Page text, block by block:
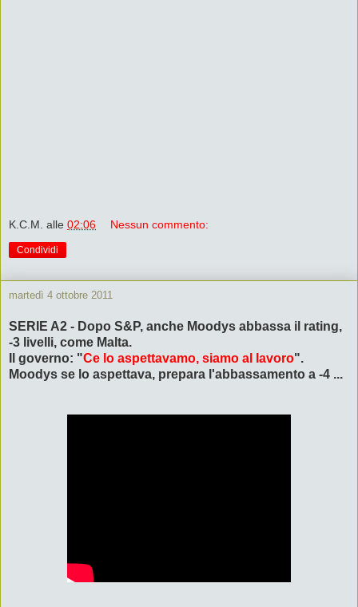
K.C.M. alle 02:06 Nessun commento:
Condividi
martedì 4 ottobre 2011
SERIE A2 - Dopo S&P, anche Moodys abbassa il rating,
-3 livelli, come Malta.
Il governo: "Ce lo aspettavamo, siamo al lavoro".
Moodys se lo aspettava, prepara l'abbassamento a -4 ...